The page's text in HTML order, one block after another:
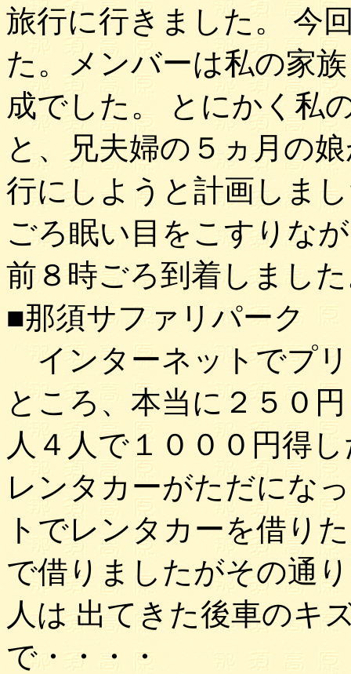
旅行に行きました。 今
た。メンバーは私の家
成でした。 とにかく私
と、兄夫婦の５ヵ月の
行にしようと計画しま
ごろ眠い目をこすりな
前８時ごろ到着しまし
■那須サファリパーク
インターネットでプ
ところ、本当に２５０
人４人で１０００円得
レンタカーがただにな
トでレンタカーを借り
で借りましたがその通
人は 出てきた後車のキ
で・・・・